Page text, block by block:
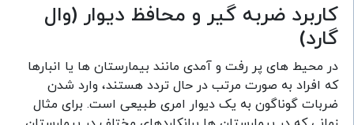
کاربرد ضربه گیر و محافظ دیوار (وال
گارد)
در محیط های پر رفت و آمدی مانند بیمارستان ها یا انبارها
که افراد به صورت مرتب در حال تردد هستند، وارد شدن
ضربات گوناگون به یک دیوار امری طبیعی است. برای مثال